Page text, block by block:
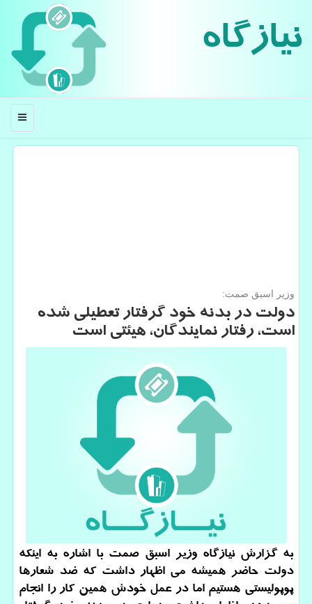
نیازگاه
منو
وزیر اسبق صمت:
دولت در بدنه خود گرفتار تعطیلی شده
است، رفتار نمایندگان، هیئتی است
به گزارش نیازگاه وزیر اسبق صمت با اشاره به اینكه
دولت حاضر همیشه می اظهار داشت كه ضد شعارها
پوپولیستی هستیم اما در عمل خودش همین كار را انجام